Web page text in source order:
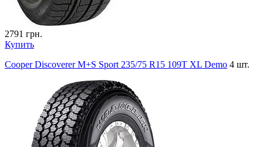
2791 грн.
Купить
Cooper Discoverer M+S Sport 235/75 R15 109T XL Demo 4 шт.